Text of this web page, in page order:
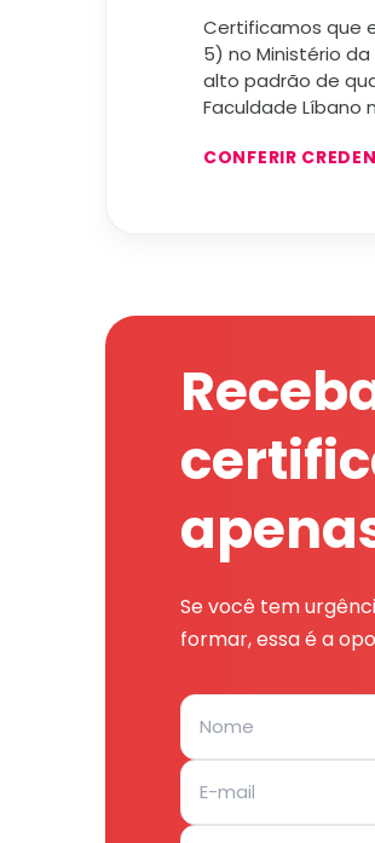
Certificamos que
5) no Ministério
alto padrão de
Faculdade Líbano
CONFERIR
Se você tem
formar, essa é a